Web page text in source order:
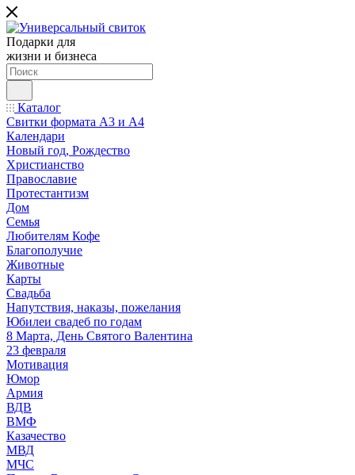
Подарки для
жизни и бизнеса
Каталог
Свитки формата А3 и А4
Календари
Новый год, Рождество
Христианство
Православие
Протестантизм
Дом
Семья
Любителям Кофе
Благополучие
Животные
Карты
Свадьба
Напутствия, наказы, пожелания
Юбилеи свадеб по годам
8 Марта, День Святого Валентина
23 февраля
Мотивация
Юмор
Армия
ВДВ
ВМФ
Казачество
МВД
МЧС